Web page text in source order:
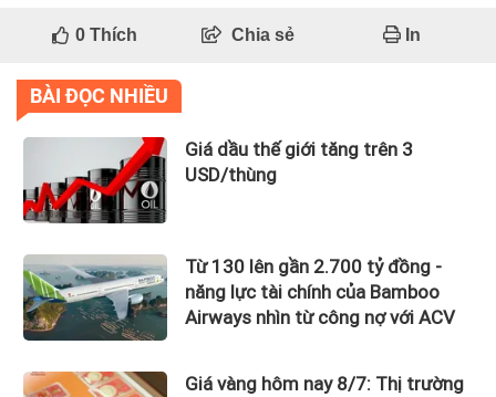
0Thích Chia sẻ In
BÀI ĐỌC NHIỀU
Giá dầu thế giới tăng trên 3
USD/thùng
Từ 130 lên gần 2.700 tỷ đồng -
năng lực tài chính của Bamboo
Airways nhìn từ công nợ với ACV
Giá vàng hôm nay 8/7: Thị trường